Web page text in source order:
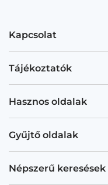
Kapcsolat
Tájékoztatók
Hasznos oldalak
Gyűjtő oldalak
Népszerű keresések